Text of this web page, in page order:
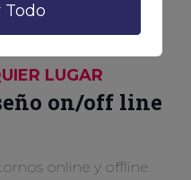
LUGAR
on/off line
online y offline.